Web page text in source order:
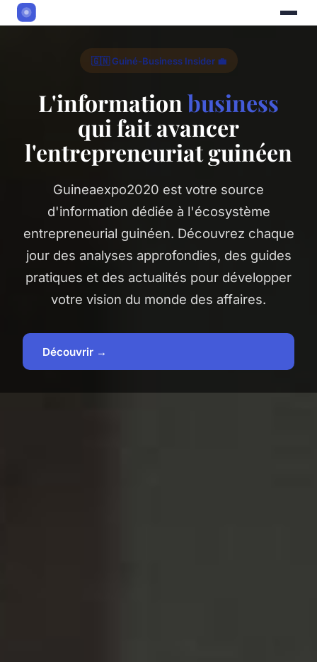
🇬🇳 Guiné-Business Insider 💼
L'information business
qui fait avancer
l'entrepreneuriat guinéen
Guineaexpo2020 est votre source
d'information dédiée à l'écosystème
entrepreneurial guinéen. Découvrez chaque
jour des analyses approfondies, des guides
pratiques et des actualités pour développer
votre vision du monde des affaires.
Découvrir →